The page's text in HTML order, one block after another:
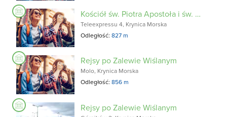
Kościół św. Piotra Apostoła i św. Franciszka z Asyżu w Krynicy Morskiej
Teleexpressu 4, Krynica Morska
Odległość:827 m
Rejsy po Zalewie Wiślanym
Molo, Krynica Morska
Odległość:856 m
Rejsy po Zalewie Wiślanym